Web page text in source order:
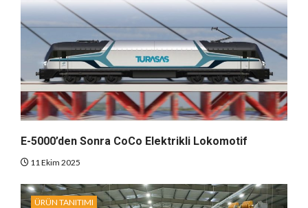
E-5000’den Sonra CoCo Elektrikli Lokomotif
11 Ekim 2025
ÜRÜN TANITIMI